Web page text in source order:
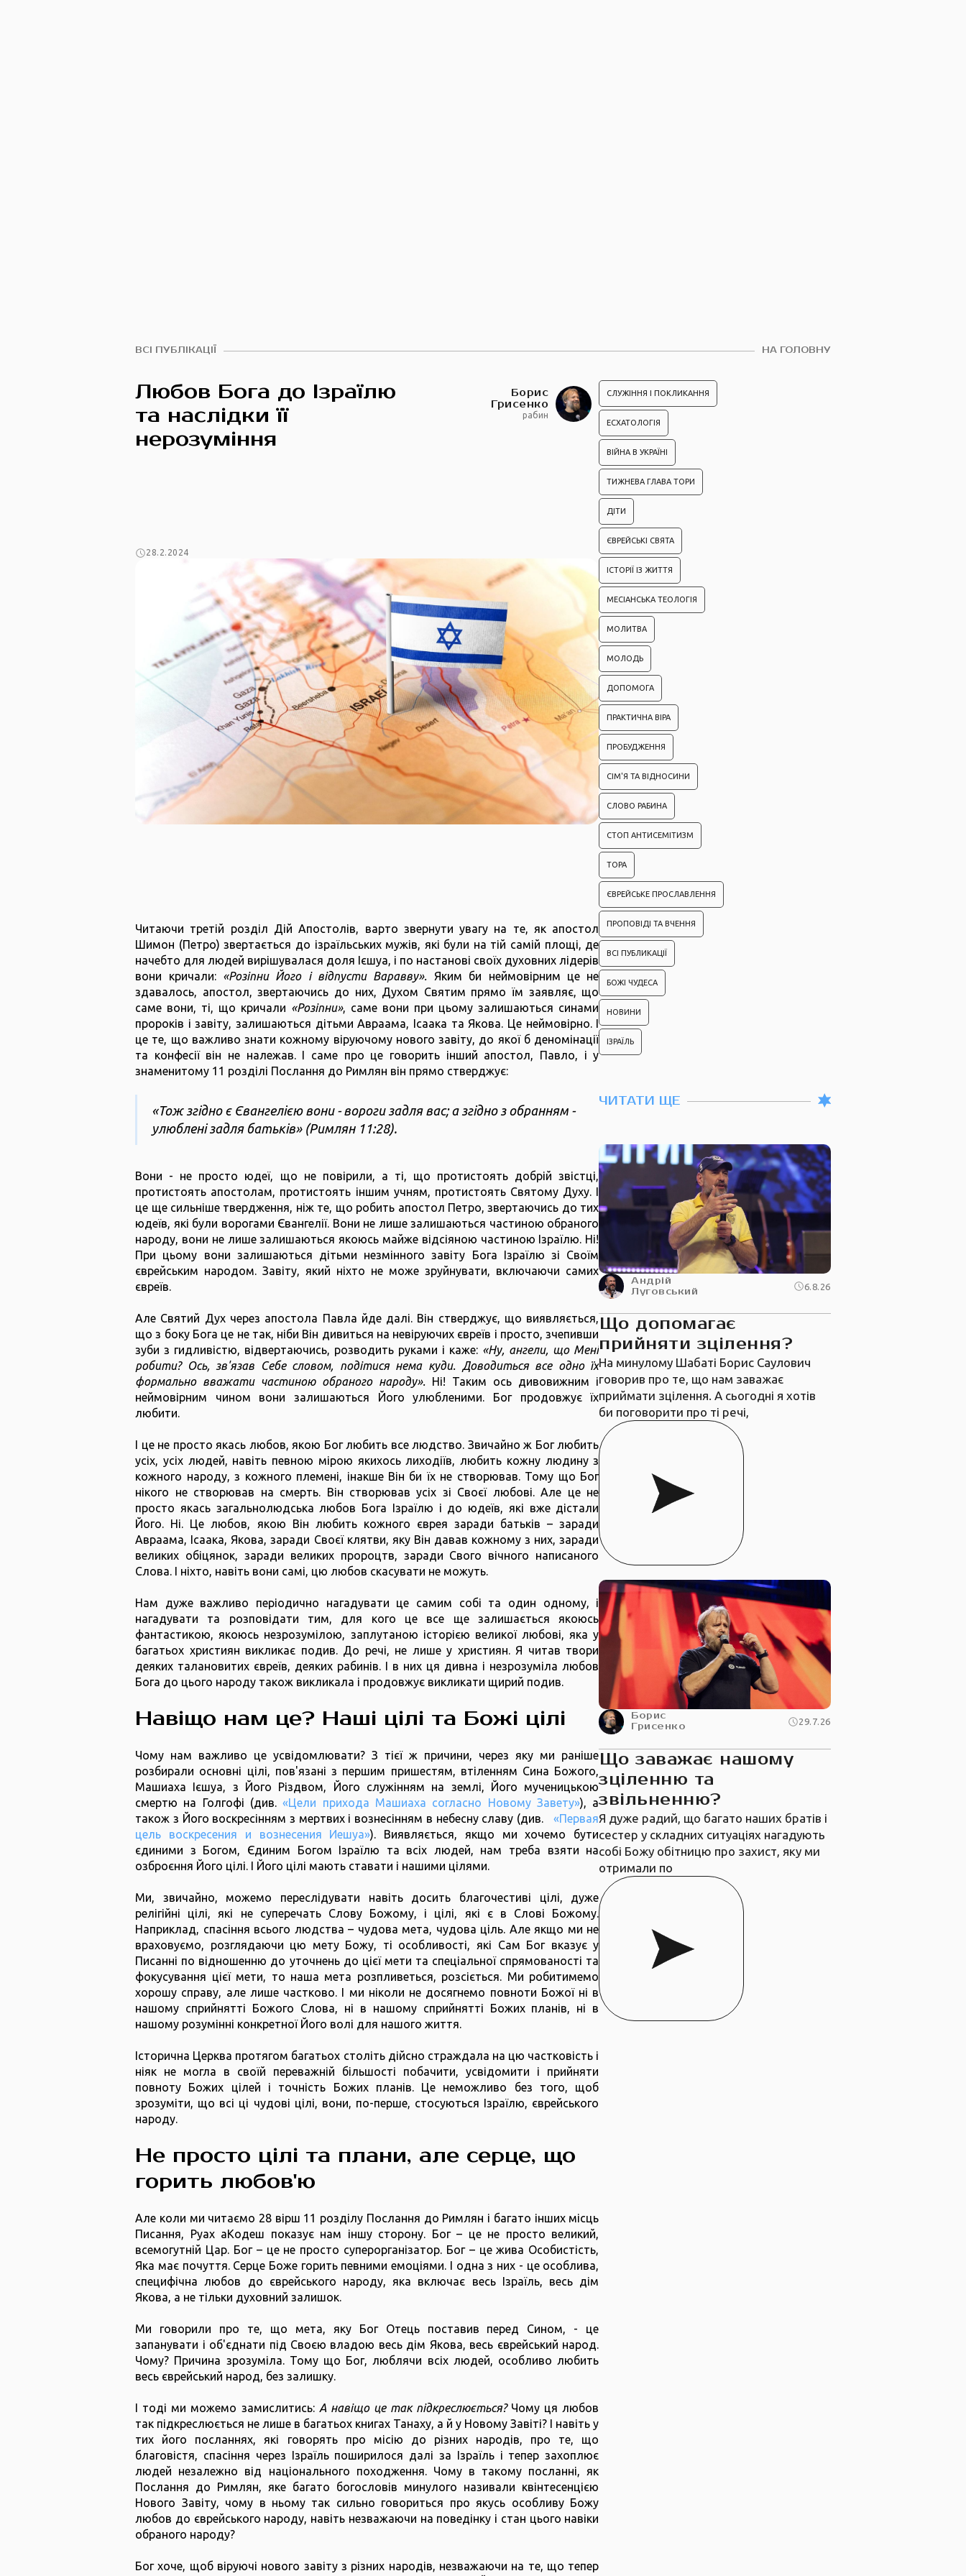
ВСІ ПУБЛІКАЦІЇ НА ГОЛОВНУ
Любов Бога до Ізраїлю
та наслідки її
нерозуміння
Борис
Грисенко
рабин
28.2.2024
Читаючи третій розділ Дій Апостолів, варто звернути увагу на те, як апостол
Шимон (Петро) звертається до ізраїльських мужів, які були на тій самій площі, де
начебто для людей вирішувалася доля Ієшуа, і по настанові своїх духовних лідерів
вони кричали: «Розіпни Його і відпусти Варавву». Яким би неймовірним це не
здавалось, апостол, звертаючись до них, Духом Святим прямо їм заявляє, що
саме вони, ті, що кричали «Розіпни», саме вони при цьому залишаються синами
пророків і завіту, залишаються дітьми Авраама, Ісаака та Якова. Це неймовірно. І
це те, що важливо знати кожному віруючому нового завіту, до якої б деномінації
та конфесії він не належав. І саме про це говорить інший апостол, Павло, і у
знаменитому 11 розділі Послання до Римлян він прямо стверджує:
«Тож згідно є Євангелією вони - вороги задля вас; а згідно з обранням -
улюблені задля батьків» (Римлян 11:28).
Вони - не просто юдеї, що не повірили, а ті, що протистоять добрій звістці,
протистоять апостолам, протистоять іншим учням, протистоять Святому Духу. І
це ще сильніше твердження, ніж те, що робить апостол Петро, звертаючись до тих
юдеїв, які були ворогами Євангелії. Вони не лише залишаються частиною обраного
народу, вони не лише залишаються якоюсь майже відсіяною частиною Ізраїлю. Ні!
При цьому вони залишаються дітьми незмінного завіту Бога Ізраїлю зі Своїм
єврейським народом. Завіту, який ніхто не може зруйнувати, включаючи самих
євреїв.
Але Святий Дух через апостола Павла йде далі. Він стверджує, що виявляється,
що з боку Бога це не так, ніби Він дивиться на невіруючих євреїв і просто, зчепивши
зуби з гидливістю, відвертаючись, розводить руками і каже: «Ну, ангели, що Мені
робити? Ось, зв'язав Себе словом, подітися нема куди. Доводиться все одно їх
формально вважати частиною обраного народу». Ні! Таким ось дивовижним і
неймовірним чином вони залишаються Його улюбленими. Бог продовжує їх
любити.
І це не просто якась любов, якою Бог любить все людство. Звичайно ж Бог любить
усіх, усіх людей, навіть певною мірою якихось лиходіїв, любить кожну людину з
кожного народу, з кожного племені, інакше Він би їх не створював. Тому що Бог
нікого не створював на смерть. Він створював усіх зі Своєї любові. Але це не
просто якась загальнолюдська любов Бога Ізраїлю і до юдеїв, які вже дістали
Його. Ні. Це любов, якою Він любить кожного єврея заради батьків – заради
Авраама, Ісаака, Якова, заради Своєї клятви, яку Він давав кожному з них, заради
великих обіцянок, заради великих пророцтв, заради Свого вічного написаного
Слова. І ніхто, навіть вони самі, цю любов скасувати не можуть.
Нам дуже важливо періодично нагадувати це самим собі та один одному, і
нагадувати та розповідати тим, для кого це все ще залишається якоюсь
фантастикою, якоюсь незрозумілою, заплутаною історією великої любові, яка у
багатьох християн викликає подив. До речі, не лише у християн. Я читав твори
деяких талановитих євреїв, деяких рабинів. І в них ця дивна і незрозуміла любов
Бога до цього народу також викликала і продовжує викликати щирий подив.
Навіщо нам це? Наші цілі та Божі цілі
Чому нам важливо це усвідомлювати? З тієї ж причини, через яку ми раніше
розбирали основні цілі, пов'язані з першим пришестям, втіленням Сина Божого,
Машиаха Ієшуа, з Його Різдвом, Його служінням на землі, Його мученицькою
смертю на Голгофі (див.«Цели прихода Машиаха согласно Новому Завету»), а
також з Його воскресінням з мертвих і вознесінням в небесну славу (див.«Первая
цель воскресения и вознесения Иешуа»). Виявляється, якщо ми хочемо бути
єдиними з Богом, Єдиним Богом Ізраїлю та всіх людей, нам треба взяти на
озброєння Його цілі. І Його цілі мають ставати і нашими цілями.
Ми, звичайно, можемо переслідувати навіть досить благочестиві цілі, дуже
релігійні цілі, які не суперечать Слову Божому, і цілі, які є в Слові Божому.
Наприклад, спасіння всього людства – чудова мета, чудова ціль. Але якщо ми не
враховуємо, розглядаючи цю мету Божу, ті особливості, які Сам Бог вказує у
Писанні по відношенню до уточнень до цієї мети та спеціальної спрямованості та
фокусування цієї мети, то наша мета розпливеться, розсіється. Ми робитимемо
хорошу справу, але лише частково. І ми ніколи не досягнемо повноти Божої ні в
нашому сприйнятті Божого Слова, ні в нашому сприйнятті Божих планів, ні в
нашому розумінні конкретної Його волі для нашого життя.
Історична Церква протягом багатьох століть дійсно страждала на цю частковість і
ніяк не могла в своїй переважній більшості побачити, усвідомити і прийняти
повноту Божих цілей і точність Божих планів. Це неможливо без того, щоб
зрозуміти, що всі ці чудові цілі, вони, по-перше, стосуються Ізраїлю, єврейського
народу.
Не просто цілі та плани, але серце, що
горить любов'ю
Але коли ми читаємо 28 вірш 11 розділу Послання до Римлян і багато інших місць
Писання, Руах аКодеш показує нам іншу сторону. Бог – це не просто великий,
всемогутній Цар. Бог – це не просто суперорганізатор. Бог – це жива Особистість,
Яка має почуття. Серце Боже горить певними емоціями. І одна з них - це особлива,
специфічна любов до єврейського народу, яка включає весь Ізраїль, весь дім
Якова, а не тільки духовний залишок.
Ми говорили про те, що мета, яку Бог Отець поставив перед Сином, - це
запанувати і об'єднати під Своєю владою весь дім Якова, весь єврейський народ.
Чому? Причина зрозуміла. Тому що Бог, люблячи всіх людей, особливо любить
весь єврейський народ, без залишку.
І тоді ми можемо замислитись: А навіщо це так підкреслюється? Чому ця любов
так підкреслюється не лише в багатьох книгах Танаху, а й у Новому Завіті? І навіть у
тих його посланнях, які говорять про місію до різних народів, про те, що
благовістя, спасіння через Ізраїль поширилося далі за Ізраїль і тепер захоплює
людей незалежно від національного походження. Чому в такому посланні, як
Послання до Римлян, яке багато богословів минулого називали квінтесенцією
Нового Завіту, чому в ньому так сильно говориться про якусь особливу Божу
любов до єврейського народу, навіть незважаючи на поведінку і стан цього навіки
обраного народу?
Бог хоче, щоб віруючі нового завіту з різних народів, незважаючи на те, що тепер
СЛУЖІННЯ І ПОКЛИКАННЯ
ЕСХАТОЛОГІЯ
ВІЙНА В УКРАЇНІ
ТИЖНЕВА ГЛАВА ТОРИ
ДІТИ
ЄВРЕЙСЬКІ СВЯТА
ІСТОРІЇ ІЗ ЖИТТЯ
МЕСІАНСЬКА ТЕОЛОГІЯ
МОЛИТВА
МОЛОДЬ
ДОПОМОГА
ПРАКТИЧНА ВІРА
ПРОБУДЖЕННЯ
СІМ'Я ТА ВІДНОСИНИ
СЛОВО РАБИНА
СТОП АНТИСЕМІТИЗМ
ТОРА
ЄВРЕЙСЬКЕ ПРОСЛАВЛЕННЯ
ПРОПОВІДІ ТА ВЧЕННЯ
ВСІ ПУБЛИКАЦІЇ
БОЖІ ЧУДЕСА
НОВИНИ
ІЗРАЇЛЬ
ЧИТАТИ ЩЕ
Андрій
Луговський
6.8.26
Що допомагає
прийняти зцілення?
На минулому Шабаті Борис Саулович
говорив про те, що нам заважає
приймати зцілення. А сьогодні я хотів
би поговорити про ті речі,
Борис
Грисенко
29.7.26
Що заважає нашому
зціленню та
звільненню?
Я дуже радий, що багато наших братів і
сестер у складних ситуаціях нагадують
собі Божу обітницю про захист, яку ми
отримали по